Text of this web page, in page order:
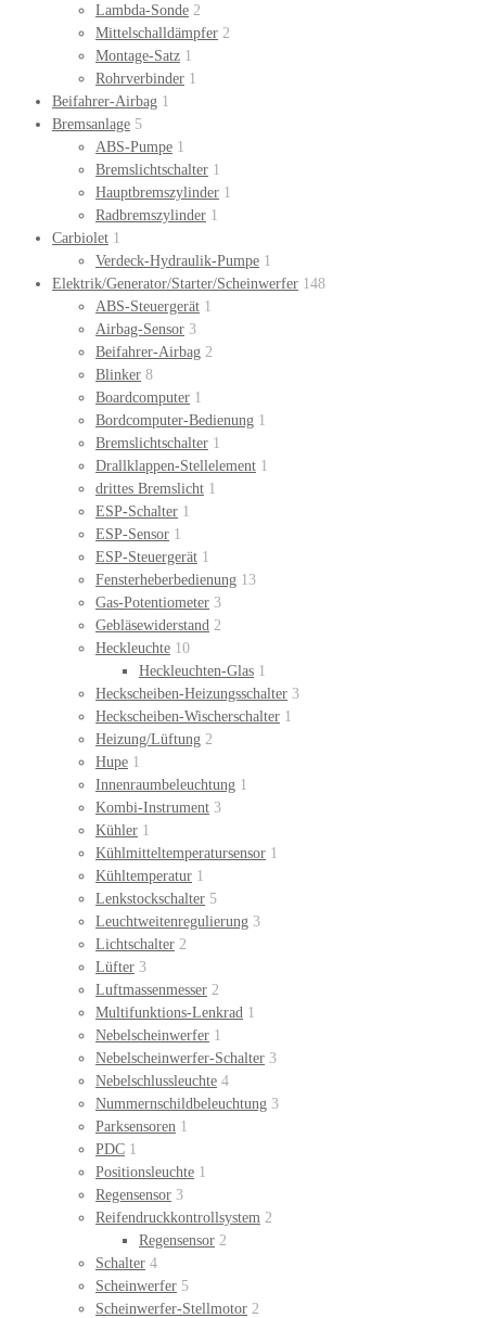
Lambda-Sonde 2
Mittelschalldämpfer 2
Montage-Satz 1
Rohrverbinder 1
Beifahrer-Airbag 1
Bremsanlage 5
ABS-Pumpe 1
Bremslichtschalter 1
Hauptbremszylinder 1
Radbremszylinder 1
Carbiolet 1
Verdeck-Hydraulik-Pumpe 1
Elektrik/Generator/Starter/Scheinwerfer 148
ABS-Steuergerät 1
Airbag-Sensor 3
Beifahrer-Airbag 2
Blinker 8
Boardcomputer 1
Bordcomputer-Bedienung 1
Bremslichtschalter 1
Drallklappen-Stellelement 1
drittes Bremslicht 1
ESP-Schalter 1
ESP-Sensor 1
ESP-Steuergerät 1
Fensterheberbedienung 13
Gas-Potentiometer 3
Gebläsewiderstand 2
Heckleuchte 10
Heckleuchten-Glas 1
Heckscheiben-Heizungsschalter 3
Heckscheiben-Wischerschalter 1
Heizung/Lüftung 2
Hupe 1
Innenraumbeleuchtung 1
Kombi-Instrument 3
Kühler 1
Kühlmitteltemperatursensor 1
Kühltemperatur 1
Lenkstockschalter 5
Leuchtweitenregulierung 3
Lichtschalter 2
Lüfter 3
Luftmassenmesser 2
Multifunktions-Lenkrad 1
Nebelscheinwerfer 1
Nebelscheinwerfer-Schalter 3
Nebelschlussleuchte 4
Nummernschildbeleuchtung 3
Parksensoren 1
PDC 1
Positionsleuchte 1
Regensensor 3
Reifendruckkontrollsystem 2
Regensensor 2
Schalter 4
Scheinwerfer 5
Scheinwerfer-Stellmotor 2